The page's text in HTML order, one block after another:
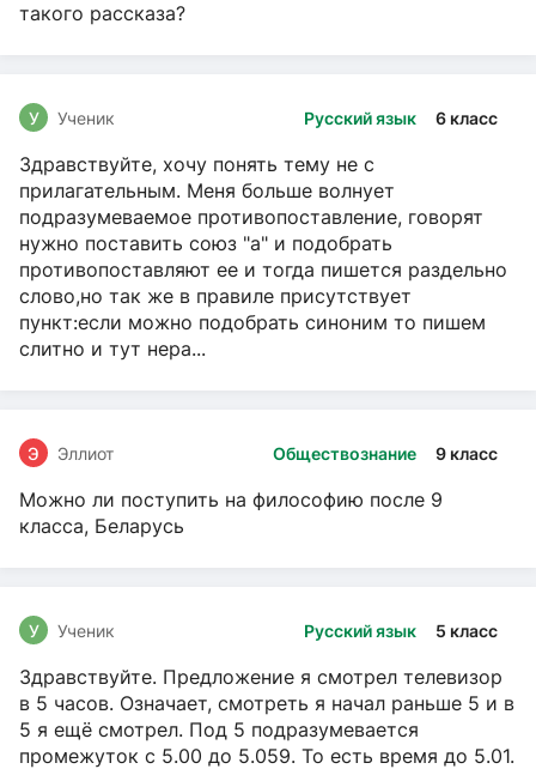
такого рассказа?
Русский язык 6 класс
У Ученик
Здравствуйте, хочу понять тему не с
прилагательным. Меня больше волнует
подразумеваемое противопоставление, говорят
нужно поставить союз "а" и подобрать
противопоставляют ее и тогда пишется раздельно
слово,но так же в правиле присутствует
пункт:если можно подобрать синоним то пишем
слитно и тут нера...
Обществознание 9 класс
Э Эллиот
Можно ли поступить на философию после 9
класса, Беларусь
Русский язык 5 класс
У Ученик
Здравствуйте. Предложение я смотрел телевизор
в 5 часов. Означает, смотреть я начал раньше 5 и в
5 я ещё смотрел. Под 5 подразумевается
промежуток с 5.00 до 5.059. То есть время до 5.01.